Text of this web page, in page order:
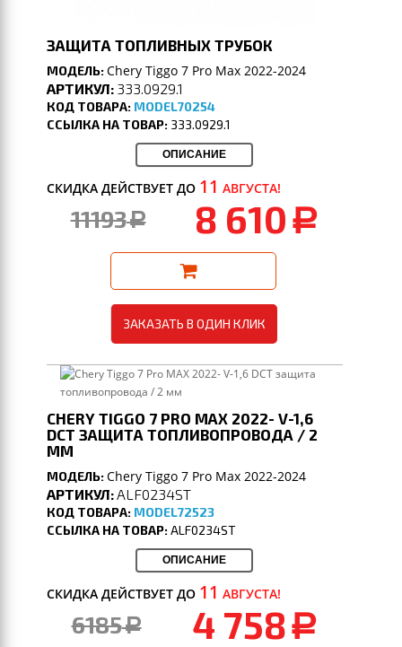
ЗАЩИТА ТОПЛИВНЫХ ТРУБОК
МОДЕЛЬ:Chery Tiggo 7 Pro Max 2022-2024
АРТИКУЛ: 333.0929.1
КОД ТОВАРА: MODEL70254
ССЫЛКА НА ТОВАР: 333.0929.1
ОПИСАНИЕ
СКИДКА ДЕЙСТВУЕТ ДО 11 АВГУСТА!
11193a 8 610 a
ЗАКАЗАТЬ В ОДИН КЛИК
CHERY TIGGO 7 PRO MAX 2022- V-1,6
DCT ЗАЩИТА ТОПЛИВОПРОВОДА / 2
ММ
МОДЕЛЬ:Chery Tiggo 7 Pro Max 2022-2024
АРТИКУЛ:ALF0234ST
КОД ТОВАРА: MODEL72523
ССЫЛКА НА ТОВАР:ALF0234ST
ОПИСАНИЕ
СКИДКА ДЕЙСТВУЕТ ДО 11 АВГУСТА!
6185a 4 758 a